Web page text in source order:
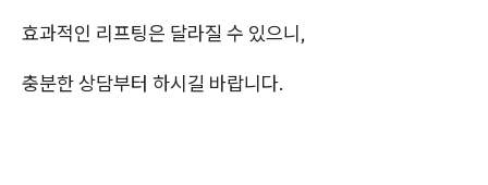
효과적인 리프팅은 달라질 수 있으니,
충분한 상담부터 하시길 바랍니다.